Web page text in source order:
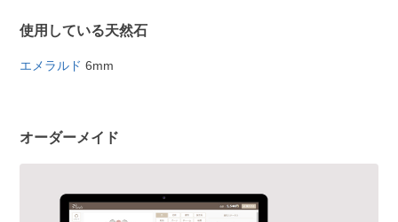
使用している天然石
エメラルド 6mm
オーダーメイド